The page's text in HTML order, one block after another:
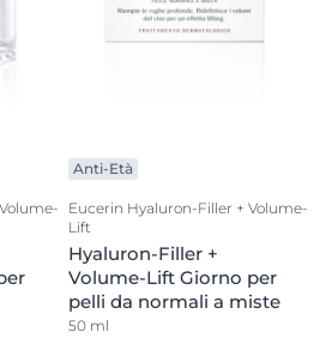
Eucerin Hyaluron-Filler +
testata, è stata formulata
di epidermide in cui si verifica
di collagene, rinsaldando la
di trattenere i liquidi necessari
pelle liscia e visibilmente più
Anti-Età
Eucerin Hyaluron-Filler + Volume-
Lift
Hyaluron-Filler +
Volume-Lift Giorno per
pelli da normali a miste
50 ml